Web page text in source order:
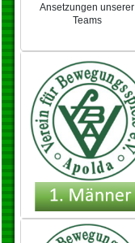
Ansetzungen unserer
Teams